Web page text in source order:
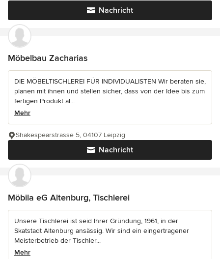
Nachricht
Möbelbau Zacharias
DIE MÖBELTISCHLEREI FÜR INDIVIDUALISTEN Wir beraten sie,
planen mit ihnen und stellen sicher, dass von der Idee bis zum
fertigen Produkt al...
Mehr
Nachricht
Shakespearstrasse 5, 04107 Leipzig
Möbila eG Altenburg, Tischlerei
Unsere Tischlerei ist seid Ihrer Gründung, 1961, in der
Skatstadt Altenburg ansässig. Wir sind ein eingertragener
Meisterbetrieb der Tischler...
Mehr